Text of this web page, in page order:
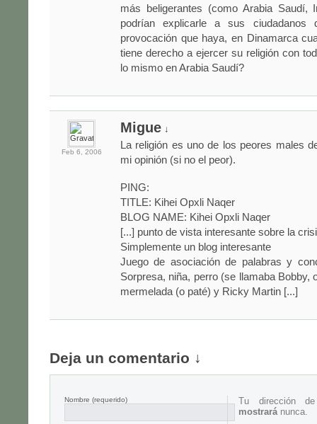
más beligerantes (como Arabia Saudí,
podrían explicarle a sus ciudadanos
provocación que haya, en Dinamarca
tiene derecho a ejercer su religión con
lo mismo en Arabia Saudí?
Feb 6, 2006
Migue ↓
La religión es uno de los peores males
mi opinión (si no el peor).
PING:
TITLE: Kihei Opxli Naqer
BLOG NAME: Kihei Opxli Naqer
[...] punto de vista interesante sobre la
Simplemente un blog interesante
Juego de asociación de palabras y
Sorpresa, niña, perro (se llamaba Bobby,
mermelada (o paté) y Ricky Martin [...]
Deja un comentario ↓
Nombre (requerido)
Tu dirección
mostraránunca.